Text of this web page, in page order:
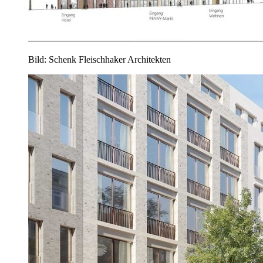
Bild: Schenk Fleischhaker Architekten